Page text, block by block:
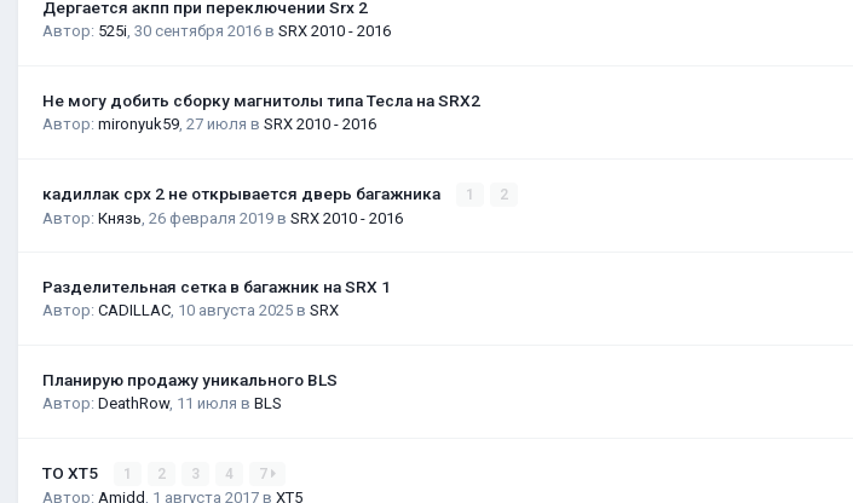
Дергается акпп при переключении Srx 2
Автор: 525i 30 сентября 2016 в SRX 2010 - 2016
Не могу добить сборку магнитолы типа Тесла на SRX2
Автор: mironyuk59 27 июля в SRX 2010 - 2016
кадиллак срх 2 не открывается дверь багажника 1 2
Автор: Князь 26 февраля 2019 в SRX 2010 - 2016
Разделительная сетка в багажник на SRX 1
Автор: CADILLAC 10 августа 2025 в SRX
Планирую продажу уникального BLS
Автор: DeathRow, 11 июля в BLS
ТО XT5 1 2 3 4 7
Автор: Amidd 1 августа 2017 в XT5